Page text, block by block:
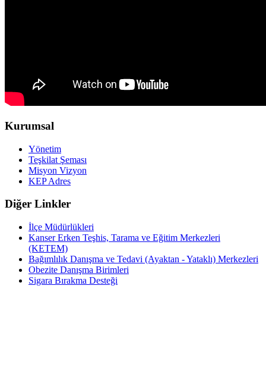
Kurumsal
Yönetim
Teşkilat Şeması
Misyon Vizyon
KEP Adres
Diğer Linkler
İlçe Müdürlükleri
Kanser Erken Teşhis, Tarama ve Eğitim Merkezleri
(KETEM)
Bağımlılık Danışma ve Tedavi (Ayaktan - Yataklı) Merkezleri
Obezite Danışma Birimleri
Sigara Bırakma Desteği